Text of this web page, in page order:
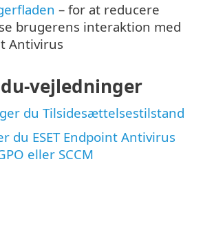
– for at reducere
brugerens interaktion med
Antivirus
vejledninger
du Tilsidesættelsestilstand
du ESET Endpoint Antivirus
eller SCCM